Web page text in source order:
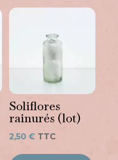
Soliflores
rainurés (lot)
2,50€ TTC